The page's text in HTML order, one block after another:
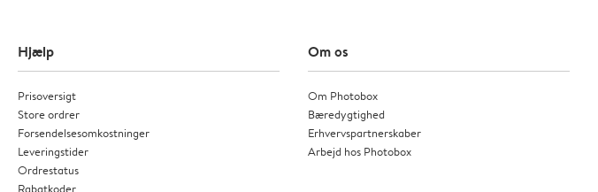
Hjælp
Prisoversigt
Store ordrer
Forsendelsesomkostninger
Leveringstider
Ordrestatus
Rabatkoder
Om os
Om Photobox
Bæredygtighed
Erhvervspartnerskaber
Arbejd hos Photobox